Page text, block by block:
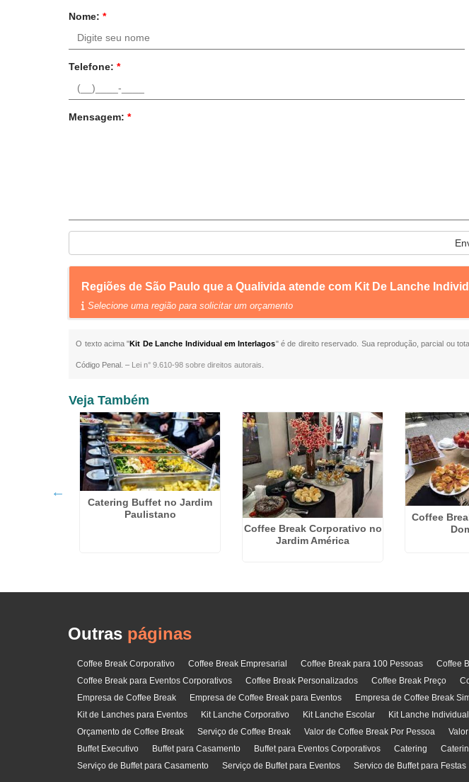
Nome:*
Telefone:*
Mensagem:*
Regiões de São Paulo que a Qualivida atende com Kit De Lanche
Selecione uma região para solicitar um orçamento
O texto acima "Kit De Lanche Individual em Interlagos" é de direito reservado. Sua reprodução, parcial ou
Código Penal. – Lei n° 9.610-98 sobre direitos autorais
Veja Também
Catering Buffet no Jardim
Paulistano
Coffee Break Corporativo no
Jardim América
Coffee
Outras páginas
Coffee Break Corporativo Coffee Break Empresarial Coffee Break para 100 Pessoas Coffee
Coffee Break para Eventos Corporativos
Coffee Break Personalizados Coffee Break Preço
Empresa de Coffee Break
Empresa de Coffee Break para Eventos Empresa de Coffee Break
Kit de Lanches para Eventos
Kit Lanche Corporativo Kit Lanche Escolar Kit Lanche Individual
Orçamento de Coffee Break
Serviço de Coffee Break Valor de Coffee Break Por Pessoa
Buffet Executivo
Buffet para Casamento Buffet para Eventos Corporativos Catering
Serviço de Buffet para Casamento
Serviço de Buffet para Eventos Servico de Buffet para Festas